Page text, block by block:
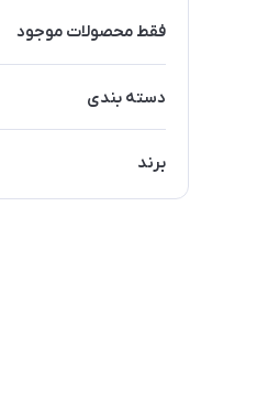
فقط محصولات موجود
دسته بندی
برند
متفرقه